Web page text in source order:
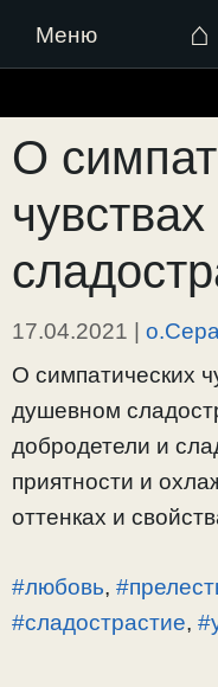
Меню ⌂
к
содержимому
О
17.04.2021 |
О симпатических
душевном
добродетели и
приятности и
оттенках и
#любовь,
#сладострастие,